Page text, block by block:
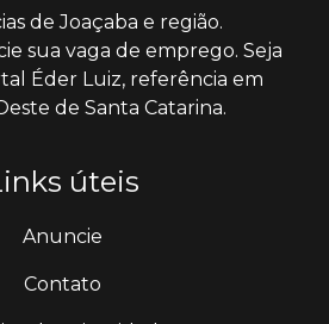
de Joaçaba e região.
sua vaga de emprego. Seja
Éder Luiz, referência em
de Santa Catarina.
úteis
Anuncie
Contato